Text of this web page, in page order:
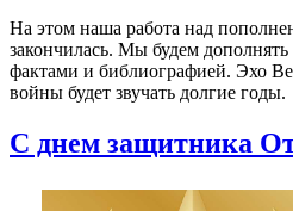
На этом наша работа над
закончилась. Мы будем
фактами и библиографией. Эхо
войны будет звучать долгие годы.
С днем защитника